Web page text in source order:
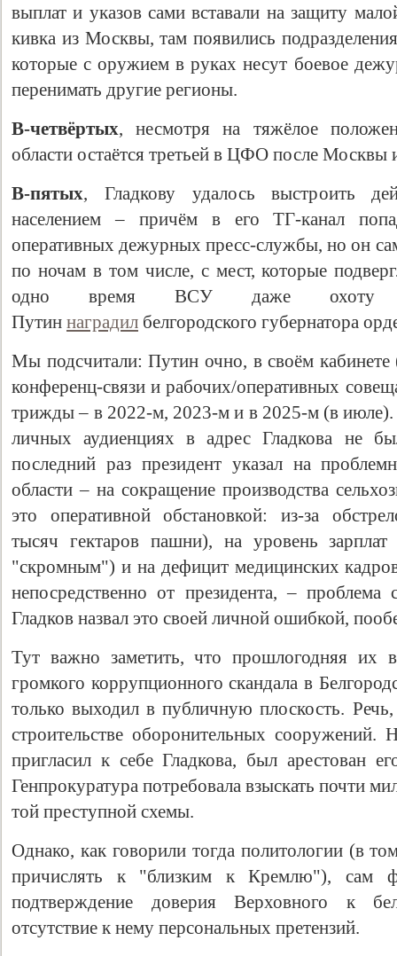
выплат и указов сами вставали на защиту
кивка из Москвы, там появились
которые с оружием в руках несут боевое
перенимать другие регионы.
В-четвёртых, несмотря на тяжёлое
области остаётся третьей в ЦФО после Москвы
В-пятых, Гладкову удалось выстроить
населением – причём в его ТГ-канал
оперативных дежурных пресс-службы, но он
по ночам в том числе, с мест, которые
одно время ВСУ даже охоту
Путин наградил белгородского губернатора
Мы подсчитали: Путин очно, в своём
конференц-связи и рабочих/оперативных
трижды – в 2022-м, 2023-м и в 2025-м (в июле).
личных аудиенциях в адрес Гладкова не
последний раз президент указал на
области – на сокращение производства
это оперативной обстановкой: из-за
тысяч гектаров пашни), на уровень
"скромным") и на дефицит медицинских
непосредственно от президента, –
Гладков назвал это своей личной ошибкой,
Тут важно заметить, что прошлогодняя их
громкого коррупционного скандала в
только выходил в публичную плоскость.
строительстве оборонительных сооружений.
пригласил к себе Гладкова, был арестован
Генпрокуратура потребовала взыскать почти
той преступной схемы.
Однако, как говорили тогда политологии (в
причислять к "близким к Кремлю"), сам
подтверждение доверия Верховного к
отсутствие к нему персональных претензий.